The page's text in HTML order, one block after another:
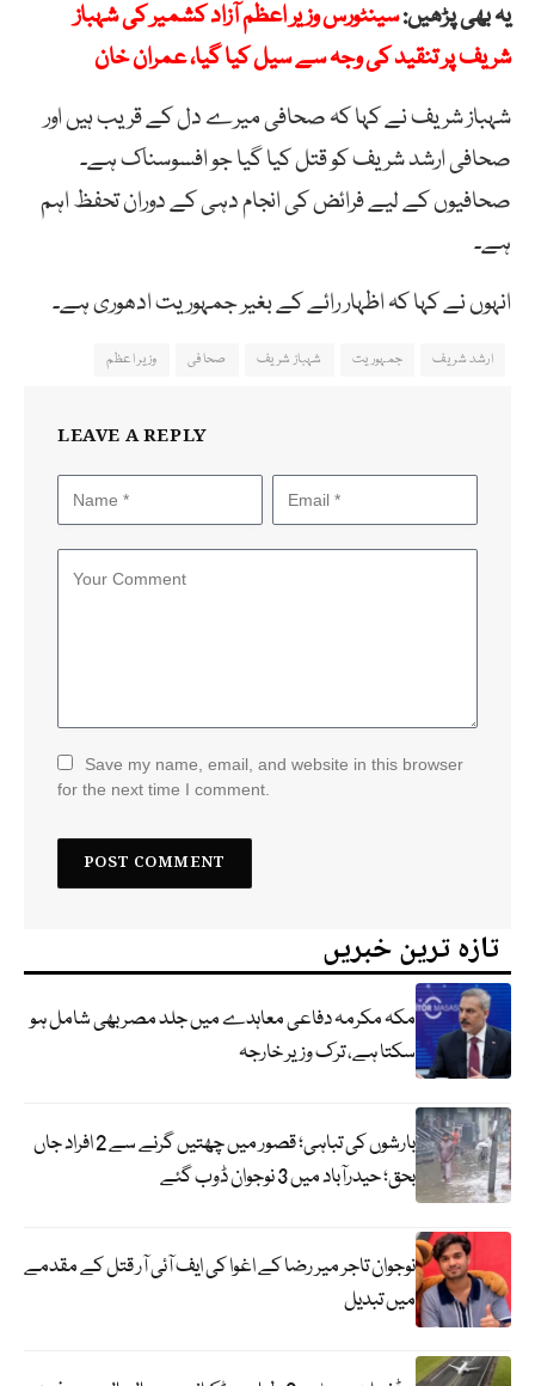
یہ بھی پڑھیں:سینٹورس وزیر اعظم آزاد کشمیر کی شہباز
شریف پر تنقید کی وجہ سے سیل کیا گیا، عمران خان
شہباز شریف نے کہا کہ صحافی میرے دل کے قریب ہیں اور
صحافی ارشد شریف کو قتل کیا گیا جو افسوسناک ہے۔
صحافیوں کے لیے فرائض کی انجام دہی کے دوران تحفظ اہم
ہے۔
انہوں نے کہا کہ اظہار رائے کے بغیر جمہوریت ادھوری ہے۔
ارشد شریف جمہوریت شہباز شریف صحافی وزیر اعظم
LEAVE A REPLY
Save my name, email, and website in this browser
for the next time I comment.
تازہ ترین خبریں
مکہ مکرمہ دفاعی معاہدے میں جلد مصر بھی شامل ہو
سکتا ہے، ترک وزیر خارجہ
بارشوں کی تباہی؛ قصور میں چھتیں گرنے سے 2 افراد جاں
بحق؛ حیدرآباد میں 3 نوجوان ڈوب گئے
نوجوان تاجر میر رضا کے اغوا کی ایف آئی آر قتل کے مقدمے
میں تبدیل